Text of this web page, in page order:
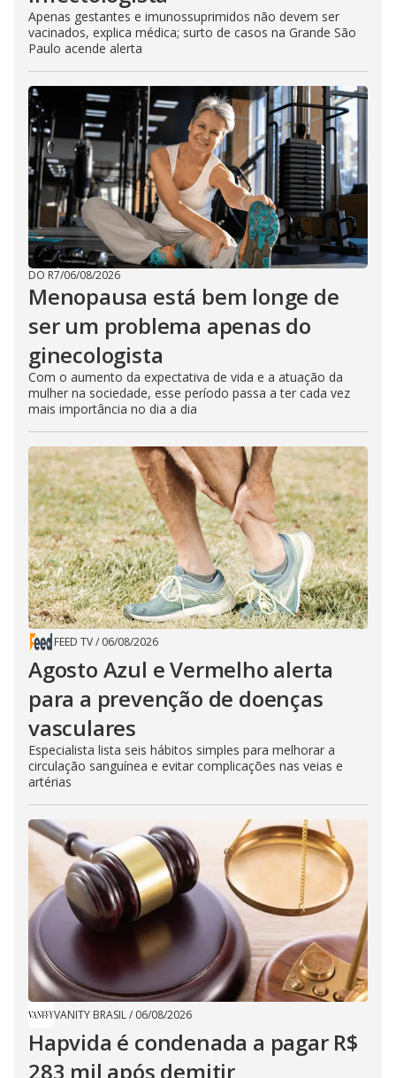
Apenas gestantes e imunossuprimidos não devem ser
vacinados, explica médica; surto de casos na Grande São
Paulo acende alerta
DO R7/06/08/2026
Menopausa está bem longe de
ser um problema apenas do
ginecologista
Com o aumento da expectativa de vida e a atuação da
mulher na sociedade, esse período passa a ter cada vez
mais importância no dia a dia
FEED TV/ 06/08/2026
Agosto Azul e Vermelho alerta
para a prevenção de doenças
vasculares
Especialista lista seis hábitos simples para melhorar a
circulação sanguínea e evitar complicações nas veias e
artérias
VANITY BRASIL/ 06/08/2026
Hapvida é condenada a pagar R$
283 mil após demitir